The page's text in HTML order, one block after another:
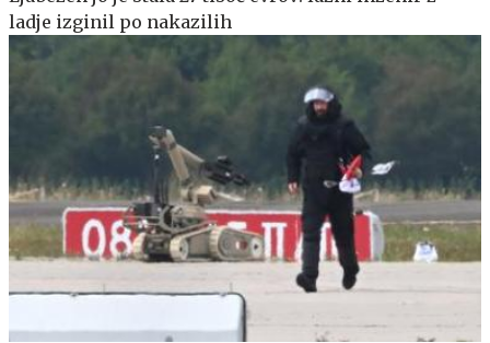
ladje izginil po nakazilih